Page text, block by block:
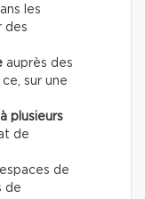
les
des
auprès des
sur une
plusieurs
de
de
de